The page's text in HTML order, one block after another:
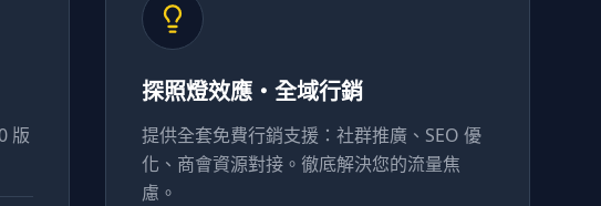
版
探照燈效應・全域行銷
提供全套免費行銷支援：社群推廣、SEO 優
化、商會資源對接。徹底解決您的流量焦
慮。